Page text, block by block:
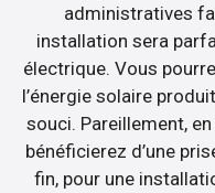
administratives
installation sera
électrique. Vous
l’énergie solaire
souci. Pareillement,
bénéficierez d’une
fin, pour une